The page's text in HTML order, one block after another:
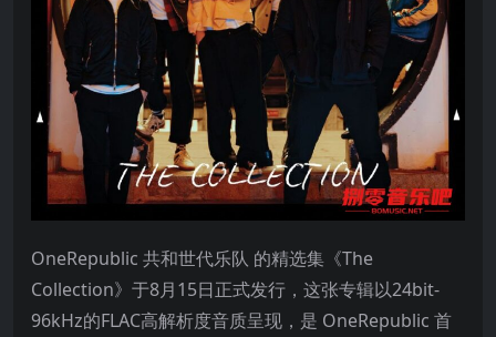
OneRepublic 共和世代乐队 的精选集《The
Collection》于8月15日正式发行，这张专辑以24bit-
96kHz的FLAC高解析度音质呈现，是 OneRepublic 首